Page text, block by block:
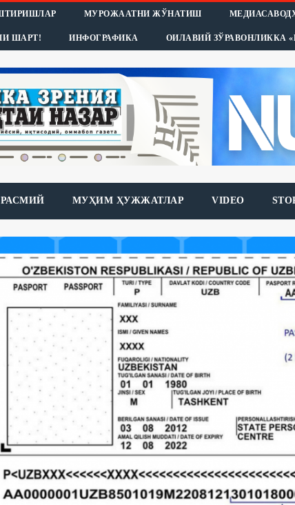
МУРОЖААТНИ ЖЎНАТИШ
ШАРТ! ИНФОГРАФИКА ОИЛАВИЙ ЗЎРАВОНЛИККА
РАСМИЙ МУҲИМ ҲУЖЖАТЛАР VIDEO